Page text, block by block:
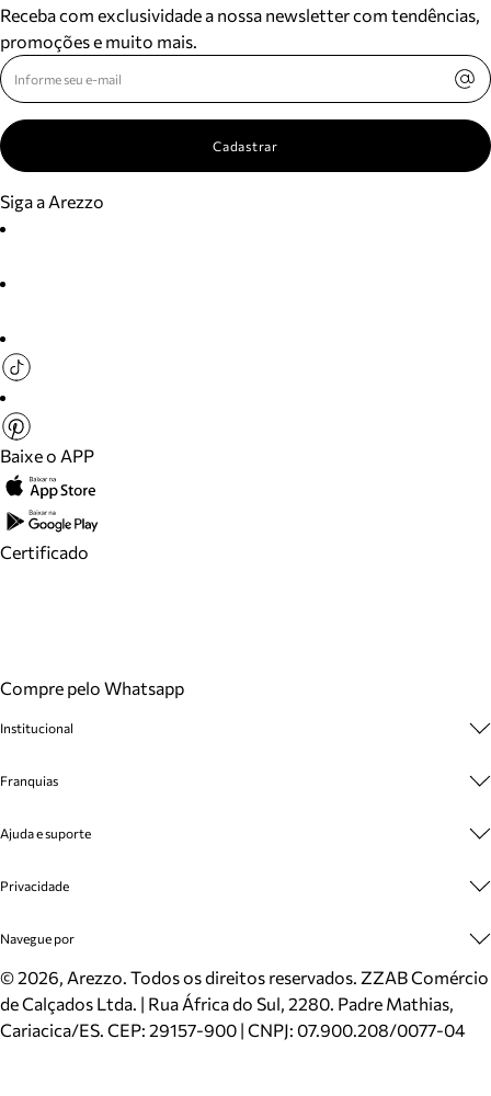
Receba com exclusividade a nossa newsletter com tendências,
promoções e muito mais.
Cadastrar
Siga a Arezzo
Baixe o APP
Certificado
Compre pelo Whatsapp
Institucional
Cashback
Venda Corporativa
Mapa do Site
Inverno
Mundo Arezzo
Franquias
Plano de Negócio
Ajuda e suporte
Cadastro
Meus Pedidos
Trocas e Devoluções
Cartão Presente
Localizador de lojas
Privacidade
Politica e Privacidade
Navegue por
Sapatos
Bolsas
Scarpins
©2026, Arezzo. Todos os direitos reservados. ZZAB Comércio
de Calçados Ltda. | Rua África do Sul, 2280. Padre Mathias,
Cariacica/ES. CEP: 29157-900 | CNPJ: 07.900.208/0077-04